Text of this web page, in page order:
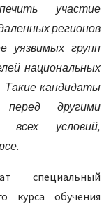
участие
регионов
уязвимых групп
национальных
кандидаты
другими
всех условий,
специальный
курса обучения